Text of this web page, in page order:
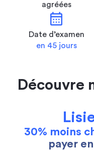
agréées
calendar_month
Date d’examen
en 45 jours
Découvre
30% moins
payer en